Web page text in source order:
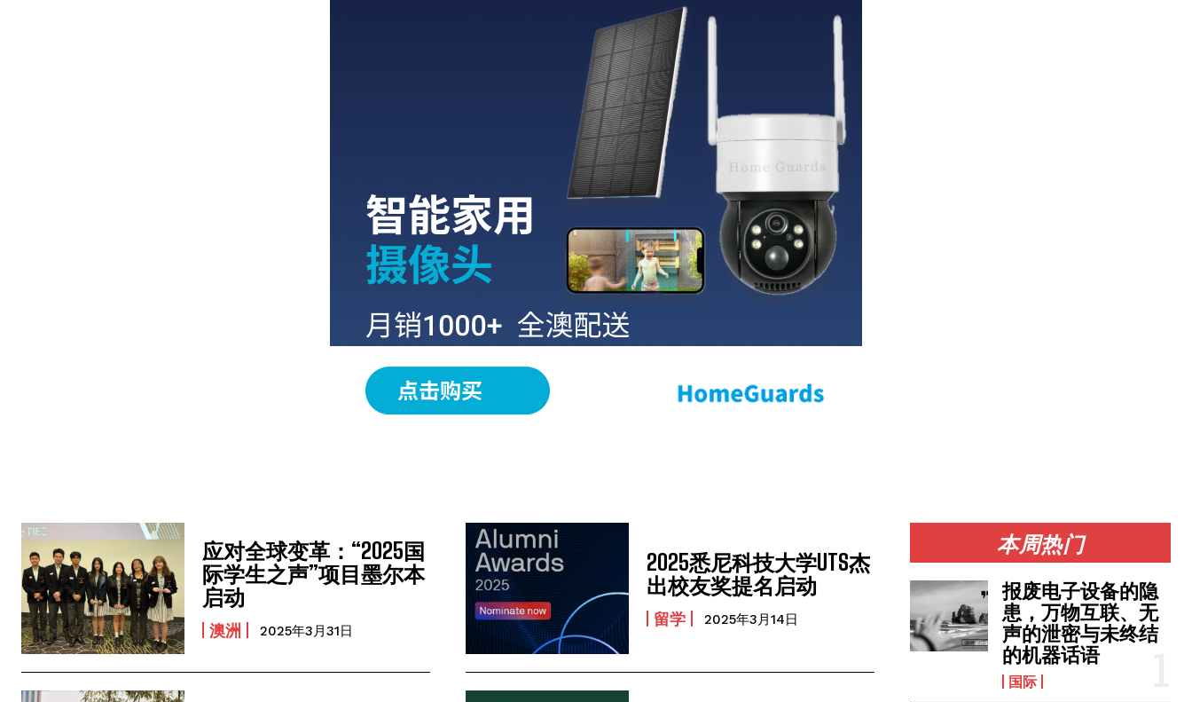
应对全球变革：“2025国
际学生之声”项目墨尔本
启动
澳洲 2025年3月31日
2025悉尼科技大学UTS杰
出校友奖提名启动
留学 2025年3月14日
本周热门
报废电子设备的隐
患，万物互联、无
声的泄密与未终结
的机器话语
国际